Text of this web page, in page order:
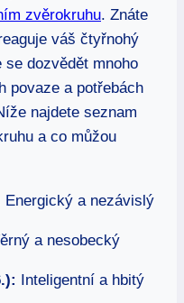
zvěrokruhu. Znáte
váš čtyřnohý
se dozvědět mnoho
povaze a potřebách
najdete seznam
a co můžou
Energický a nezávislý
a nesobecký
Inteligentní a hbitý